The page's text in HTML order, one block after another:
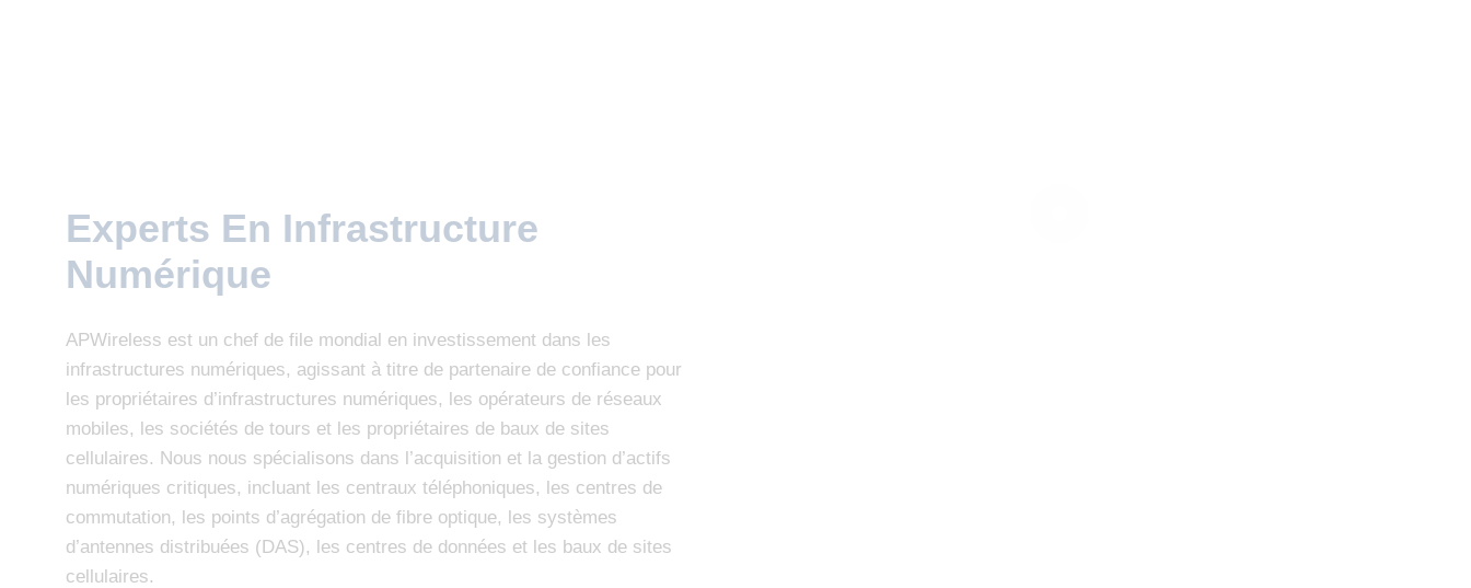
Experts En Infrastructure
Numérique
APWireless est un chef de file mondial en investissement dans les
infrastructures numériques, agissant à titre de partenaire de confiance pour
les propriétaires d’infrastructures numériques, les opérateurs de réseaux
mobiles, les sociétés de tours et les propriétaires de baux de sites
cellulaires. Nous nous spécialisons dans l’acquisition et la gestion d’actifs
numériques critiques, incluant les centraux téléphoniques, les centres de
commutation, les points d’agrégation de fibre optique, les systèmes
d’antennes distribuées (DAS), les centres de données et les baux de sites
cellulaires.